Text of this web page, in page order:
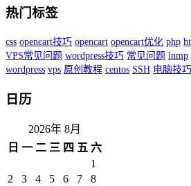
热门标签
css opencart技巧 opencart opencart优化 php
VPS常见问题 wordpress技巧 常见问题 lnmp
wordpress vps 原创教程 centos SSH 电脑技巧
日历
2026年 8月
日 一 二 三 四 五 六
1
2
3 4 5 6 7
8